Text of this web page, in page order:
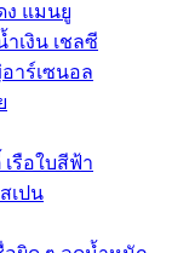
ง แมนยู
เงิน เชลซี
าร์เซนอล
รือใบสีฟ้า
เปน